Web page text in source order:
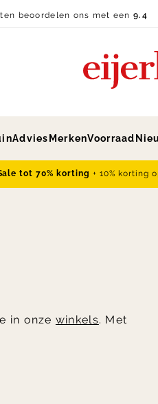
beoordelen ons met een9.4
Advies MerkenVoorraad
tot 70% korting + 10% korting
in onze winkels. Met